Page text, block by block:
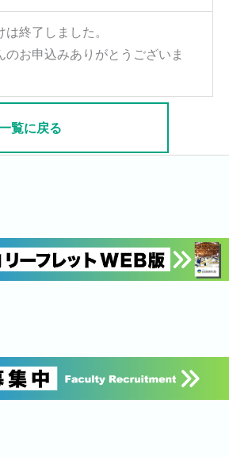
は終了しました。
のお申込みありがとうございま
覧に戻る